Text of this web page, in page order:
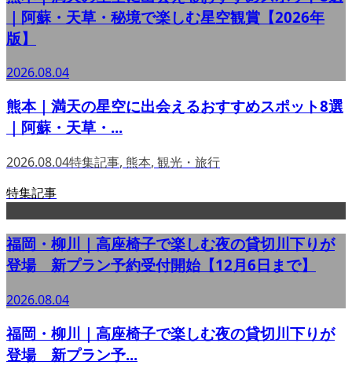
｜阿蘇・天草・秘境で楽しむ星空観賞【2026年
版】
2026.08.04
熊本｜満天の星空に出会えるおすすめスポット8選
｜阿蘇・天草・...
2026.08.04特集記事, 熊本, 観光・旅行
特集記事
福岡・柳川｜高座椅子で楽しむ夜の貸切川下りが
登場 新プラン予約受付開始【12月6日まで】
2026.08.04
福岡・柳川｜高座椅子で楽しむ夜の貸切川下りが
登場 新プラン予...